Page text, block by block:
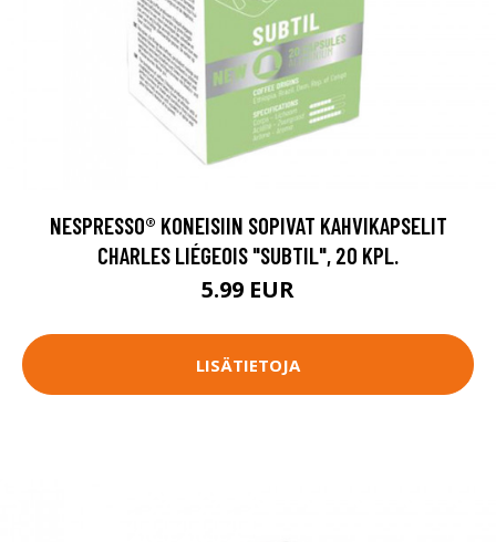
NESPRESSO® KONEISIIN SOPIVAT KAHVIKAPSELIT
CHARLES LIÉGEOIS "SUBTIL", 20 KPL.
5.99 EUR
LISÄTIETOJA